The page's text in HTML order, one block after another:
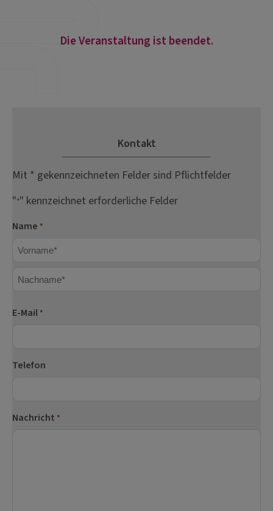
Die Veranstaltung ist beendet.
Kontakt
Mit * gekennzeichneten Felder sind Pflichtfelder
"*" kennzeichnet erforderliche Felder
Name *
E-Mail *
Telefon
Nachricht *